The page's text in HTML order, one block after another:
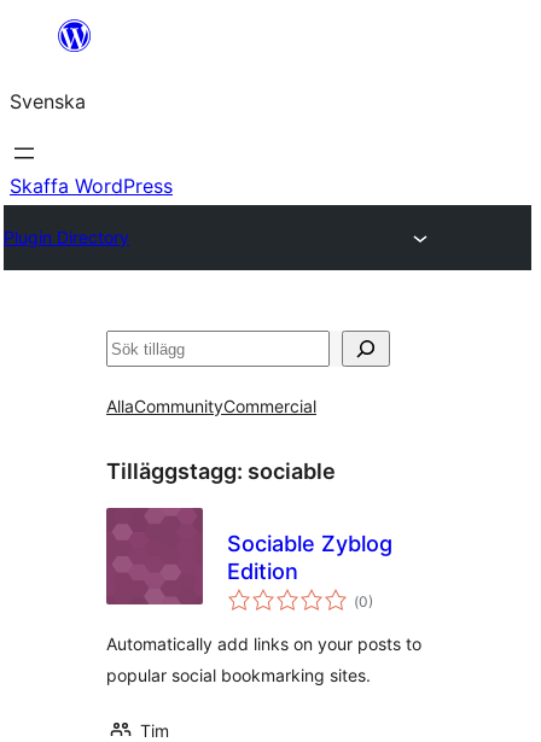
Hoppa
innehåll
Svenska
Skaffa WordPress
Plugin Directory
Sök
AllaCommunityCommercial
Tilläggstagg: sociable
Sociable Zyblog
Edition
(Totalt
antal
0)
Automatically add links on your posts to
popular social bookmarking sites.
Tim